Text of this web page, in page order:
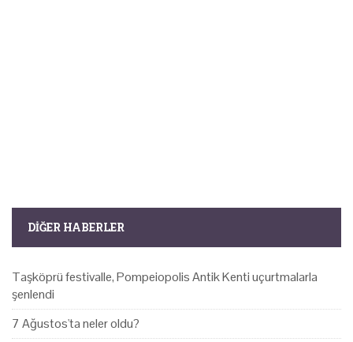
DIĞER HABERLER
Taşköprü festivalle, Pompeiopolis Antik Kenti uçurtmalarla
şenlendi
7 Ağustos'ta neler oldu?